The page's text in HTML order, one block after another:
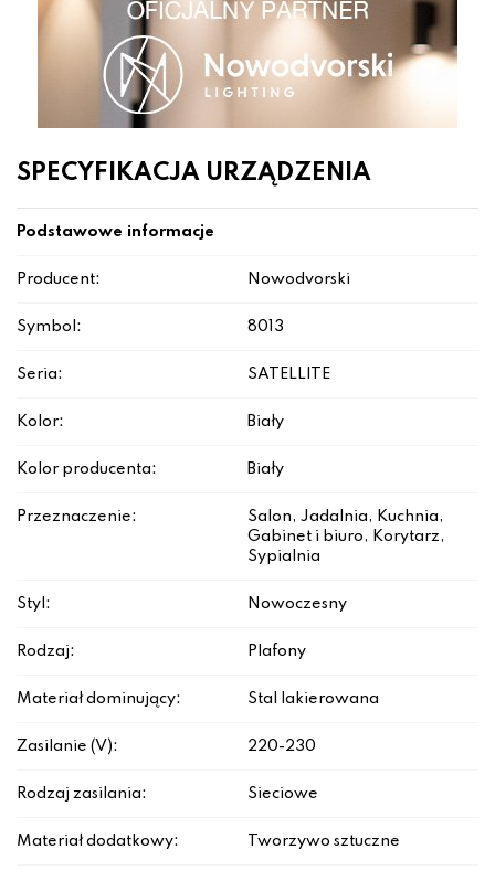
SPECYFIKACJA URZĄDZENIA
Podstawowe informacje
Producent: Nowodvorski
Symbol: 8013
Seria: SATELLITE
Kolor: Biały
Kolor producenta: Biały
Przeznaczenie:
Salon, Jadalnia, Kuchnia,
Gabinet i biuro, Korytarz,
Sypialnia
Styl: Nowoczesny
Rodzaj: Plafony
Materiał dominujący: Stal lakierowana
Zasilanie (V): 220-230
Rodzaj zasilania: Sieciowe
Materiał dodatkowy: Tworzywo sztuczne